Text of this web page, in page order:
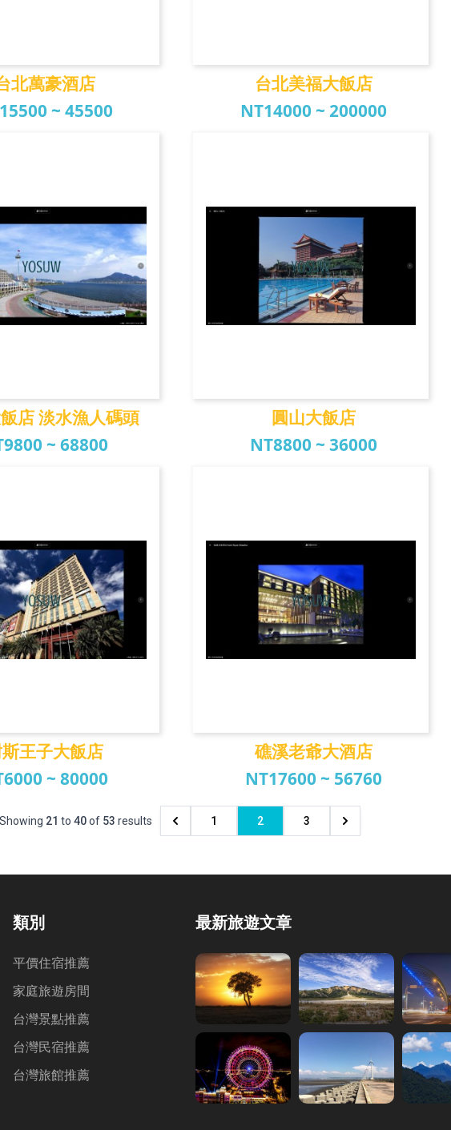
北萬豪酒店
~ 45500
台北美福大飯店
NT14000 ~ 200000
店 淡水漁人碼頭
~ 68800
圓山大飯店
NT8800 ~ 36000
王子大飯店
王子大飯店
~ 80000
礁溪老爺大酒店
礁溪老爺大酒店
NT17600 ~ 56760
21 to 40of 53 results 1 2 3
類別
平價住宿推薦
家庭旅遊房間
台灣景點推薦
台灣民宿推薦
台灣旅館推薦
最新旅遊文章